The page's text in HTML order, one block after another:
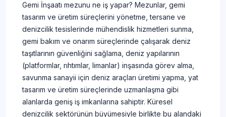
Gemi İnşaatı mezunu ne iş yapar? Mezunlar, gemi
tasarım ve üretim süreçlerini yönetme, tersane ve
denizcilik tesislerinde mühendislik hizmetleri sunma,
gemi bakım ve onarım süreçlerinde çalışarak deniz
taşıtlarının güvenliğini sağlama, deniz yapılarının
(platformlar, rıhtımlar, limanlar) inşasında görev alma,
savunma sanayii için deniz araçları üretimi yapma, yat
tasarım ve üretim süreçlerinde uzmanlaşma gibi
alanlarda geniş iş imkanlarına sahiptir. Küresel
denizcilik sektörünün büyümesiyle birlikte bu alandaki